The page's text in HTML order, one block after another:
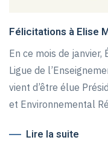
Félicitations à Elise
En ce mois de
Ligue de
vient d’être élue
et Environnemental
Lire la suite